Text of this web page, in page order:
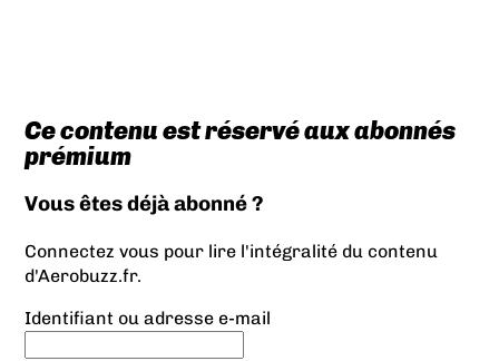
Ce contenu est réservé aux abonnés
prémium
Vous êtes déjà abonné ?
Connectez vous pour lire l'intégralité du contenu
d'Aerobuzz.fr.
Identifiant ou adresse e-mail